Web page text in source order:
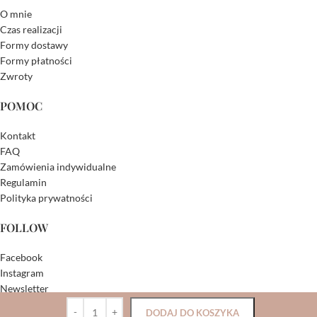
DODAJ DO KOSZYKA
O mnie
Czas realizacji
Formy dostawy
Formy płatności
Zwroty
POMOC
Kontakt
FAQ
Zamówienia indywidualne
Regulamin
Polityka prywatności
FOLLOW
Facebook
Instagram
Newsletter